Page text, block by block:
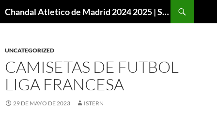
Chandal Atletico de Madrid 2024 2025 | SuperVigo
UNCATEGORIZED
CAMISETAS DE FUTBOL
LIGA FRANCESA
29 DE MAYO DE 2023 ISTERN